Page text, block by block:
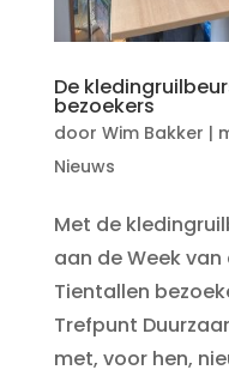
De
bezoekers
door Wim Bakker |
Nieuws
Met de
aan de Week
Tientallen
Trefpunt
met, voor hen,